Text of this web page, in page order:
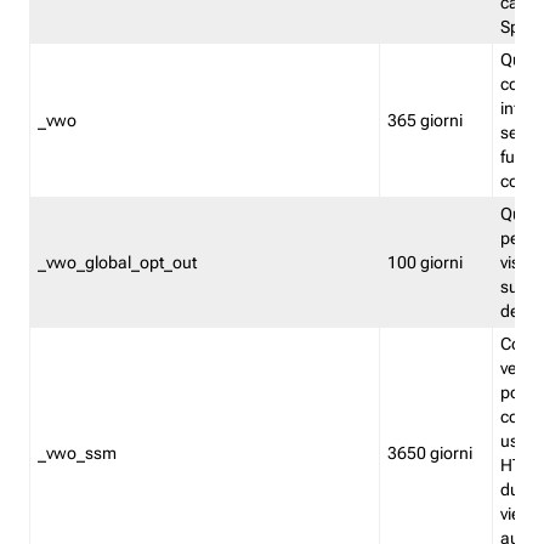
Split
_vwo 365 giorni
_vwo_global_opt_out 100 giorni
su
_vwo_ssm 3650 giorni
viene